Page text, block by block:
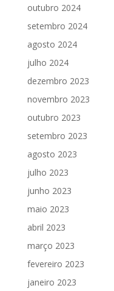
outubro 2024
setembro 2024
agosto 2024
julho 2024
dezembro 2023
novembro 2023
outubro 2023
setembro 2023
agosto 2023
julho 2023
junho 2023
maio 2023
abril 2023
março 2023
fevereiro 2023
janeiro 2023